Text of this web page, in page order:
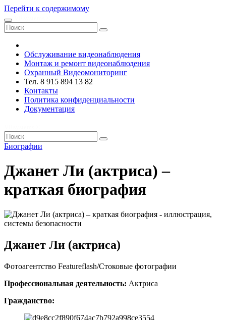
Перейти к содержимому
Обслуживание видеонаблюдения
Монтаж и ремонт видеонаблюдения
Охранный Видеомониторинг
Тел. 8 915 894 13 82
Контакты
Политика конфиденциальности
Документация
Биографии
Джанет Ли (актриса) –
краткая биография
Джанет Ли (актриса)
Фотоагентство Featureflash/Стоковые фотографии
Профессиональная деятельность: Актриса
Гражданство: